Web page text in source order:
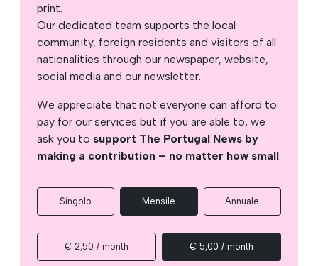
print.
Our dedicated team supports the local
community, foreign residents and visitors of all
nationalities through our newspaper, website,
social media and our newsletter.
We appreciate that not everyone can afford to
pay for our services but if you are able to, we
ask you to support The Portugal News by
making a contribution – no matter how small.
Singolo Mensile Annuale
€ 2,50 / month € 5,00 / month